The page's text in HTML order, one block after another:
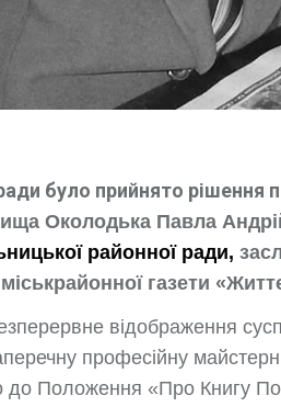
було прийнято рішення
Околодька Павла
районної ради,
газети
відображення
професійну
до Положення «Про Книгу